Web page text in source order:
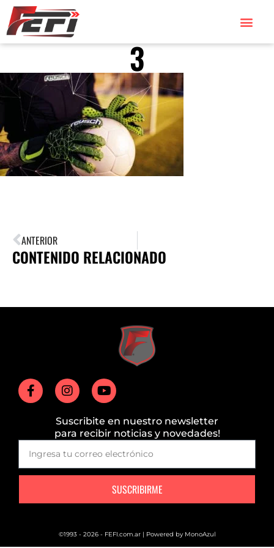
3
ANTERIOR
CONTENIDO RELACIONADO
Suscribite en nuestro newsletter
para recibir noticias y novedades!
SUSCRIBIRME
©1993 - 2026 - FEFI.com.ar | Powered by MonoAzul